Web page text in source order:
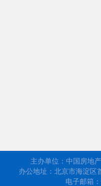
主办单位：中国房地
办公地址：北京市海淀区
电子邮箱